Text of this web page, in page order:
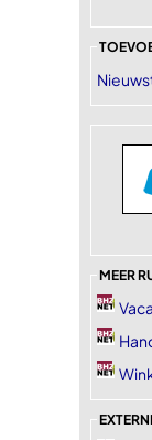
MEER